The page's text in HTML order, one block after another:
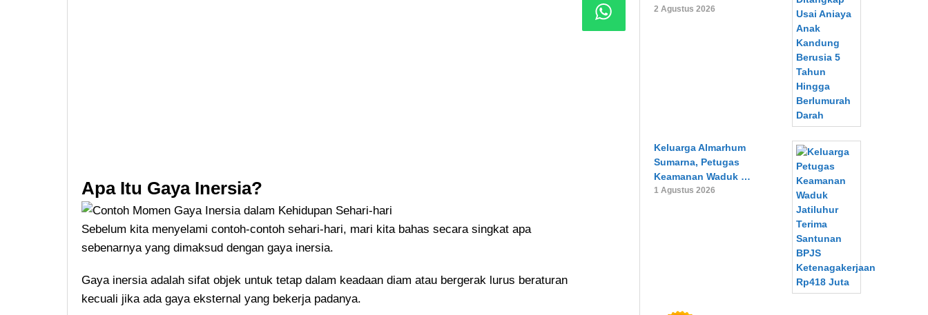
Apa Itu Gaya Inersia?
Sebelum kita menyelami contoh-contoh sehari-hari, mari kita bahas secara singkat apa
sebenarnya yang dimaksud dengan gaya inersia.
Gaya inersia adalah sifat objek untuk tetap dalam keadaan diam atau bergerak lurus beraturan
kecuali jika ada gaya eksternal yang bekerja padanya.
2 Agustus 2026
Keluarga Almarhum
Sumarna, Petugas
Keamanan Waduk …
1 Agustus 2026